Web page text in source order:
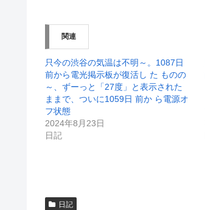
ィ
ン
ド
ウ
開
き
ま
す
く
い
新
し
い
ウ
ィ
ン
で
関連
只今の渋谷の気温は不明～。1087日
前から電光掲示板が復活し た ものの
～、ずーっと「27度」と表示された
ままで、ついに1059日 前か ら電源オ
フ状態
2024年8月23日
日記
日記